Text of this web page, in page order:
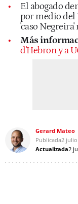
El abogado
por medio del
'caso Negreira'
Más
d'Hebron y a
Gerard Mateo
Publicada2
Actualizada2